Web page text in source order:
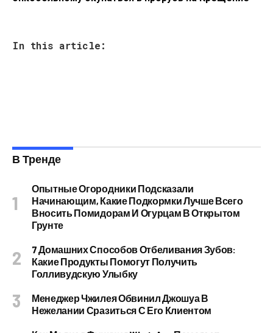
In this article:
В Тренде
Опытные Огородники Подсказали
Начинающим, Какие Подкормки Лучше Всего
Вносить Помидорам И Огурцам В Открытом
Грунте
7 Домашних Способов Отбеливания Зубов:
Какие Продукты Помогут Получить
Голливудскую Улыбку
Менеджер Чжилея Обвинил Джошуа В
Нежелании Сразиться С Его Клиентом